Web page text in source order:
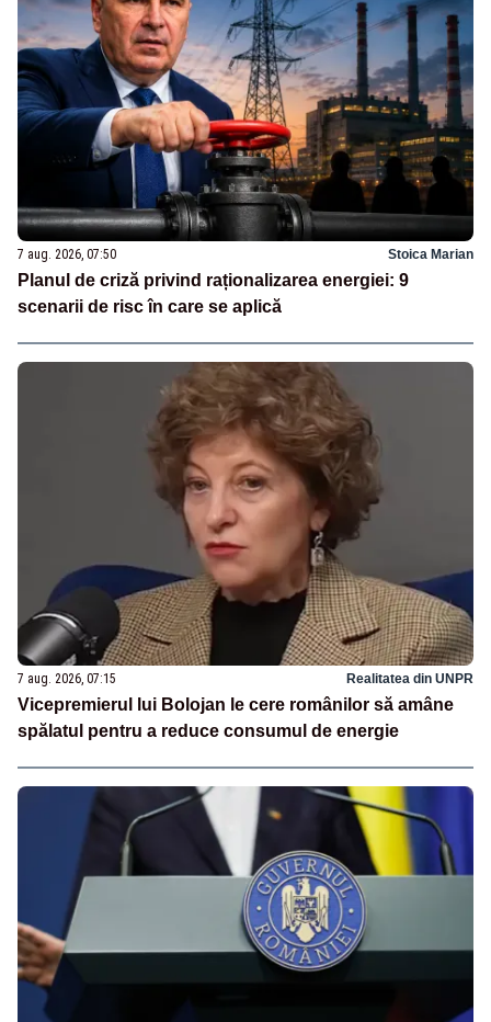
7 aug. 2026, 07:50 Stoica Marian
Planul de criză privind raționalizarea energiei: 9
scenarii de risc în care se aplică
7 aug. 2026, 07:15 Realitatea din UNPR
Vicepremierul lui Bolojan le cere românilor să amâne
spălatul pentru a reduce consumul de energie